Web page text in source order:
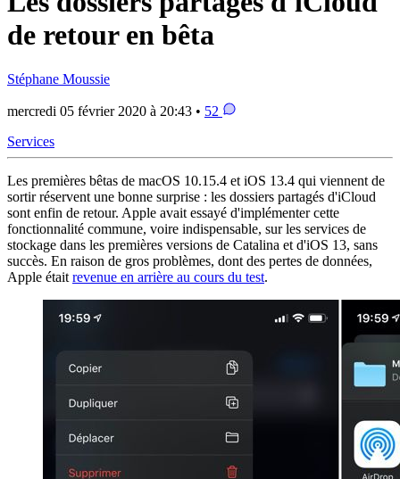
de retour en bêta
Stéphane Moussie
mercredi 05 février 2020 à 20:43 • 52
Services
Les premières bêtas de macOS 10.15.4 et iOS 13.4 qui viennent de
sortir réservent une bonne surprise : les dossiers partagés d'iCloud
sont enfin de retour. Apple avait essayé d'implémenter cette
fonctionnalité commune, voire indispensable, sur les services de
stockage dans les premières versions de Catalina et d'iOS 13, sans
succès. En raison de gros problèmes, dont des pertes de données,
Apple était revenue en arrière au cours du test.